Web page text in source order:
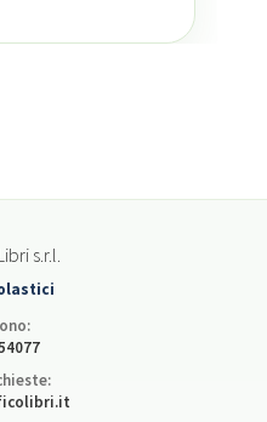
s.r.l.